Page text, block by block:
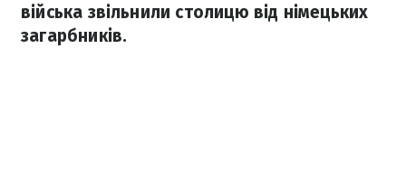
війська звільнили столицю від німецьких
загарбників.